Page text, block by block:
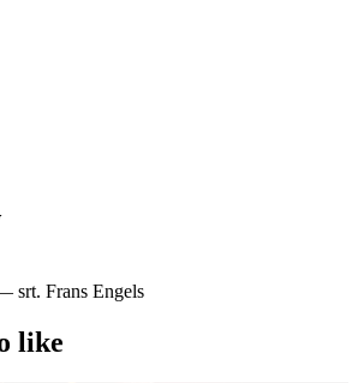
srt. Frans Engels
like